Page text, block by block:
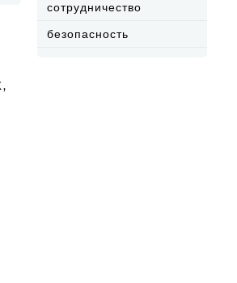
сотрудничество
безопасность